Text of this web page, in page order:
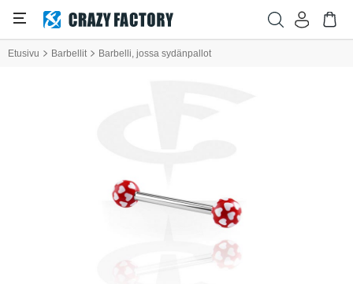
Etusivu Barbellit Barbelli, jossa sydänpallot